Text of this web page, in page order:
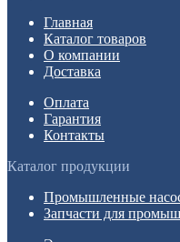
Главная
Каталог товаров
О компании
Доставка
Оплата
Гарантия
Контакты
Каталог продукции
Промышленные
Запчасти для